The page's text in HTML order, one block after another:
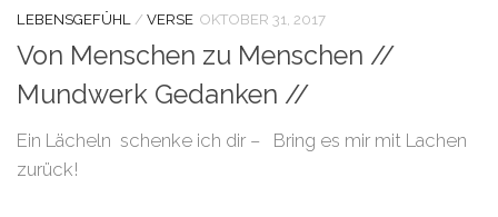
LEBENSGEFÜHL / VERSE OKTOBER 31, 2017
Von Menschen zu Menschen //
Mundwerk Gedanken //
Ein Lächeln schenke ich dir – Bring es mir mit Lachen
zurück!